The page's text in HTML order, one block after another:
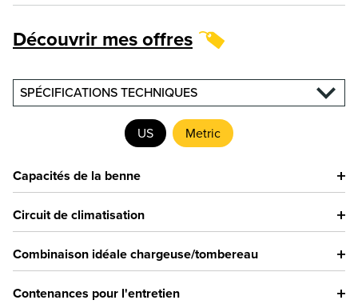
Découvrir mes offres
SPÉCIFICATIONS TECHNIQUES
US Metric
Capacités de la benne
Circuit de climatisation
Combinaison idéale chargeuse/tombereau
Contenances pour l'entretien